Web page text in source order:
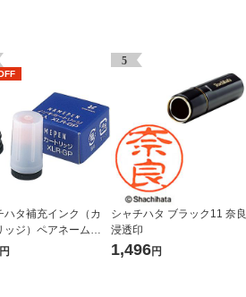
ハタ補充インク（カ
ッジ）ペアネーム・
ペン用 XLR-GP 朱色
円
5
シャチハタ ブラック11 奈良
浸透印
1,496円